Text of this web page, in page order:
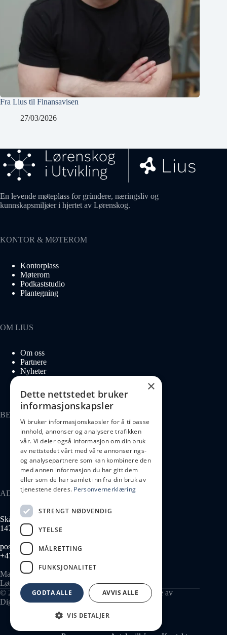
Fra Lius til Finansavisen
27/03/2026
En levende møteplass for gründere, næringsliv og
kunnskapsmiljøer i hjertet av Lørenskog.
KONTOR & MØTEROM
Kontorplass
Møterom
Podkaststudio
Plantegning
OM LIUS
Om oss
Partnere
Nyheter
BESØK OSS
Kontakt oss
Kollektivt
Parkering
ADRESSE
Skårersletta 65
1473 Lørenskog
post@lius.no
+47 934 99 014
Man–Fre 08:00–17:00
Lør–Søn stengt
© 2026 Skårersletta 65 AS - 935 637 767. Nettside av
Digitelle.
×
Dette nettstedet bruker
informasjonskapsler
Vi bruker informasjonskapsler for å tilpasse
innhold, annonser og analysere trafikken
vår. Vi deler også informasjon om din bruk
av nettstedet vårt med våre annonserings-
og analysepartnere som kan kombinere den
med annen informasjon du har gitt dem
eller som de har samlet inn fra din bruk av
tjenestene deres. Personvernerklæring
STRENGT NØDVENDIG
YTELSE
MÅLRETTING
FUNKSJONALITET
GODTA ALLE AVVIS ALLE
VIS DETALJER